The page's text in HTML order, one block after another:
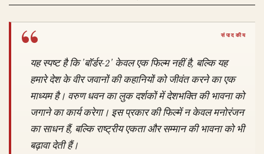
यह स्पष्ट है कि 'बॉर्डर-2' केवल एक फिल्म नहीं है, बल्कि यह
हमारे देश के वीर जवानों की कहानियों को जीवंत करने का एक
माध्यम है। वरुण धवन का लुक दर्शकों में देशभक्ति की भावना को
जगाने का कार्य करेगा। इस प्रकार की फिल्में न केवल मनोरंजन
का साधन हैं, बल्कि राष्ट्रीय एकता और सम्मान की भावना को भी
बढ़ावा देती हैं।